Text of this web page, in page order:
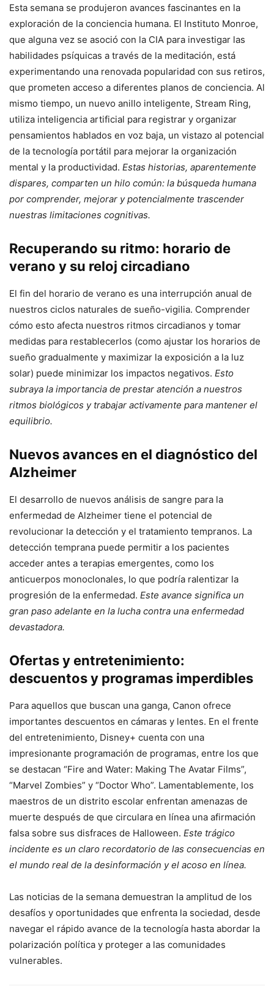
Esta semana se produjeron avances fascinantes en la
exploración de la conciencia humana. El Instituto Monroe,
que alguna vez se asoció con la CIA para investigar las
habilidades psíquicas a través de la meditación, está
experimentando una renovada popularidad con sus retiros,
que prometen acceso a diferentes planos de conciencia. Al
mismo tiempo, un nuevo anillo inteligente, Stream Ring,
utiliza inteligencia artificial para registrar y organizar
pensamientos hablados en voz baja, un vistazo al potencial
de la tecnología portátil para mejorar la organización
mental y la productividad. Estas historias, aparentemente
dispares, comparten un hilo común: la búsqueda humana
por comprender, mejorar y potencialmente trascender
nuestras limitaciones cognitivas.
Recuperando su ritmo: horario de
verano y su reloj circadiano
El fin del horario de verano es una interrupción anual de
nuestros ciclos naturales de sueño-vigilia. Comprender
cómo esto afecta nuestros ritmos circadianos y tomar
medidas para restablecerlos (como ajustar los horarios de
sueño gradualmente y maximizar la exposición a la luz
solar) puede minimizar los impactos negativos. Esto
subraya la importancia de prestar atención a nuestros
ritmos biológicos y trabajar activamente para mantener el
equilibrio.
Nuevos avances en el diagnóstico del
Alzheimer
El desarrollo de nuevos análisis de sangre para la
enfermedad de Alzheimer tiene el potencial de
revolucionar la detección y el tratamiento tempranos. La
detección temprana puede permitir a los pacientes
acceder antes a terapias emergentes, como los
anticuerpos monoclonales, lo que podría ralentizar la
progresión de la enfermedad. Este avance significa un
gran paso adelante en la lucha contra una enfermedad
devastadora.
Ofertas y entretenimiento:
descuentos y programas imperdibles
Para aquellos que buscan una ganga, Canon ofrece
importantes descuentos en cámaras y lentes. En el frente
del entretenimiento, Disney+ cuenta con una
impresionante programación de programas, entre los que
se destacan “Fire and Water: Making The Avatar Films”,
“Marvel Zombies” y “Doctor Who”. Lamentablemente, los
maestros de un distrito escolar enfrentan amenazas de
muerte después de que circulara en línea una afirmación
falsa sobre sus disfraces de Halloween. Este trágico
incidente es un claro recordatorio de las consecuencias en
el mundo real de la desinformación y el acoso en línea.
Las noticias de la semana demuestran la amplitud de los
desafíos y oportunidades que enfrenta la sociedad, desde
navegar el rápido avance de la tecnología hasta abordar la
polarización política y proteger a las comunidades
vulnerables.